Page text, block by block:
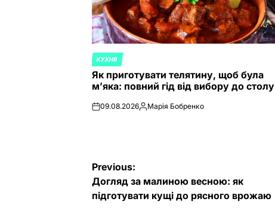
POSTED
IN
КУХНЯ
Як приготувати телятину, щоб була
м’яка: повний гід від вибору до столу
on09.08.2026Posted
Марія Бобренко
Post
navigation
Previous:
Догляд за малиною весною: як
підготувати кущі до рясного врожаю